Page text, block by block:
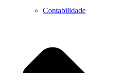
Contabilidade